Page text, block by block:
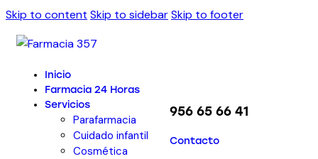
Skip to content Skip to sidebarSkip to footer
Inicio
Farmacia 24 Horas
Servicios
Parafarmacia
Cuidado infantil
Cosmética
956 65 66 41
Contacto